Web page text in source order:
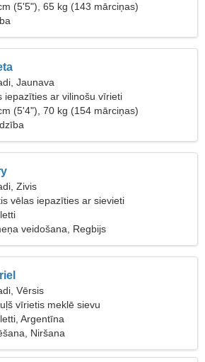
(5'5"), 65 kg (143 mārciņas)
Jaunava
iepazīties ar vilinošu vīrieti
(5'4"), 70 kg (154 mārciņas)
Zivis
vēlas iepazīties ar sievieti
veidošana, Regbijs
Vērsis
vīrietis meklē sievu
Argentīna
Niršana